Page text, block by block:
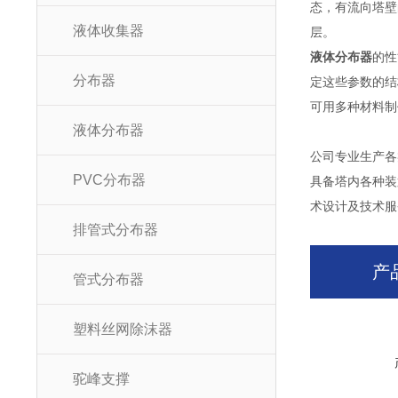
液体收集器
分布器
液体分布器
PVC分布器
排管式分布器
管式分布器
塑料丝网除沫器
驼峰支撑
态，有流向塔
层。
液体分布器的
定这些参数的
可用多种材料
公司专业生产
具备塔内各种
术设计及技术
产